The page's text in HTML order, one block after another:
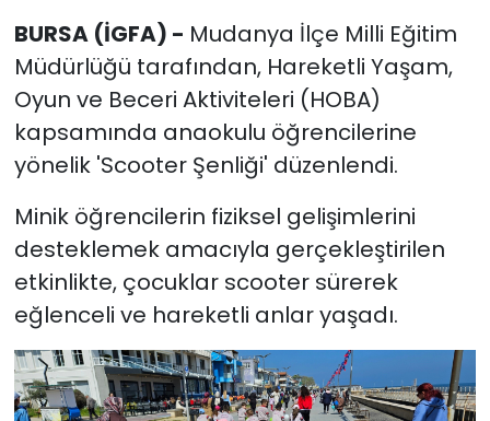
BURSA (İGFA) - Mudanya İlçe Milli Eğitim
Müdürlüğü tarafından, Hareketli Yaşam,
Oyun ve Beceri Aktiviteleri (HOBA)
kapsamında anaokulu öğrencilerine
yönelik 'Scooter Şenliği' düzenlendi.
Minik öğrencilerin fiziksel gelişimlerini
desteklemek amacıyla gerçekleştirilen
etkinlikte, çocuklar scooter sürerek
eğlenceli ve hareketli anlar yaşadı.